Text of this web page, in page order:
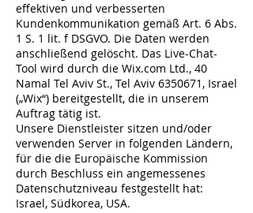
effektiven und verbesserten
Kundenkommunikation gemäß Art. 6 Abs.
1 S. 1 lit. f DSGVO. Die Daten werden
anschließend gelöscht. Das Live-Chat-
Tool wird durch die Wix.com Ltd., 40
Namal Tel Aviv St., Tel Aviv 6350671 , Israel
(„Wix“) bereitgestellt, die in unserem
Auftrag tätig ist.
Unsere Dienstleister sitzen und/oder
verwenden Server in folgenden Ländern,
für die die Europäische Kommission
durch Beschluss ein angemessenes
Datenschutzniveau festgestellt hat:
Israel, Südkorea, USA.